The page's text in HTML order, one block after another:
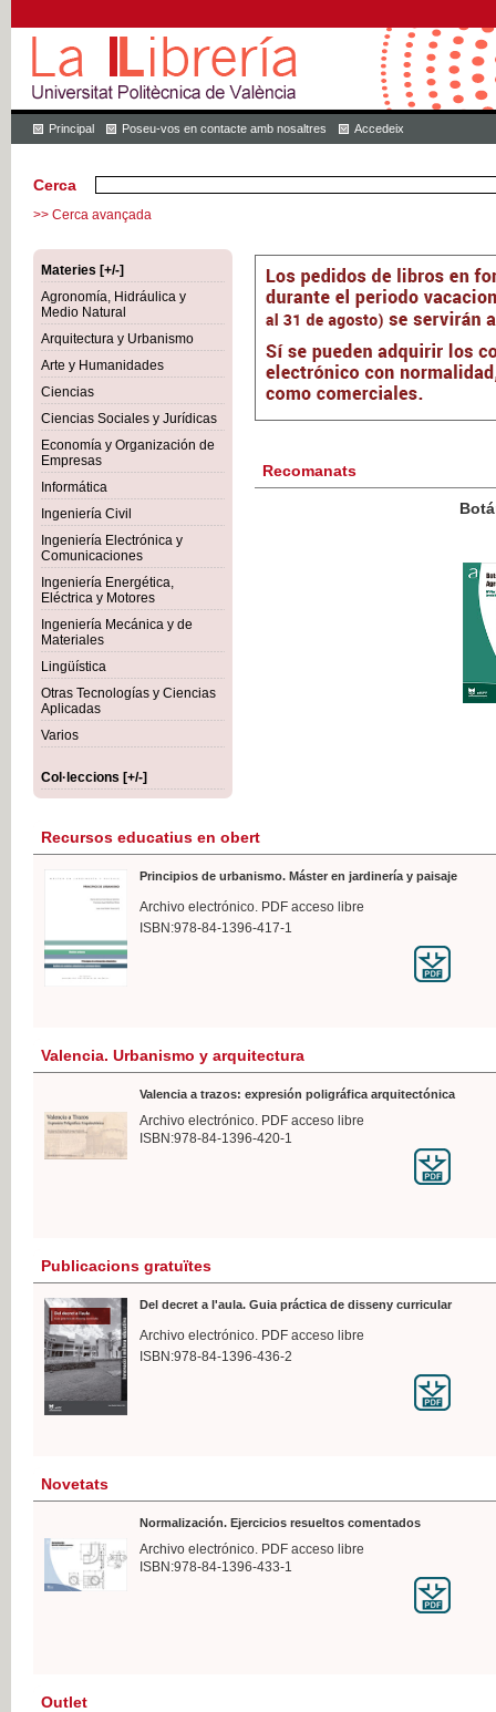
Principal Poseu-vos en contacte amb nosaltres Accedeix
Cerca
>> Cerca avançada
Materies [+/-]
Agronomía, Hidráulica y
Medio Natural
Arquitectura y Urbanismo
Arte y Humanidades
Ciencias
Ciencias Sociales y Jurídicas
Economía y Organización de
Empresas
Informática
Ingeniería Civil
Ingeniería Electrónica y
Comunicaciones
Ingeniería Energética,
Eléctrica y Motores
Ingeniería Mecánica y de
Materiales
Lingüística
Otras Tecnologías y Ciencias
Aplicadas
Varios
Col·leccions [+/-]
Recomanats
IVA
Recursos educatius en obert
Principios de urbanismo. Máster en jardinería y paisaje
Archivo electrónico. PDF acceso libre
ISBN:978-84-1396-417-1
Valencia. Urbanismo y arquitectura
Valencia a trazos: expresión poligráfica arquitectónica
Archivo electrónico. PDF acceso libre
ISBN:978-84-1396-420-1
Publicacions gratuïtes
Del decret a l'aula. Guia práctica de disseny curricular
Archivo electrónico. PDF acceso libre
ISBN:978-84-1396-436-2
Novetats
Normalización. Ejercicios resueltos comentados
Archivo electrónico. PDF acceso libre
ISBN:978-84-1396-433-1
Outlet